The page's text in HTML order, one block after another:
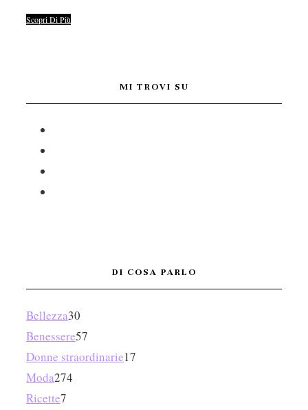
Scopri Di Più
MI TROVI SU
DI COSA PARLO
Bellezza30
Benessere57
Donne straordinarie17
Moda274
Ricette7